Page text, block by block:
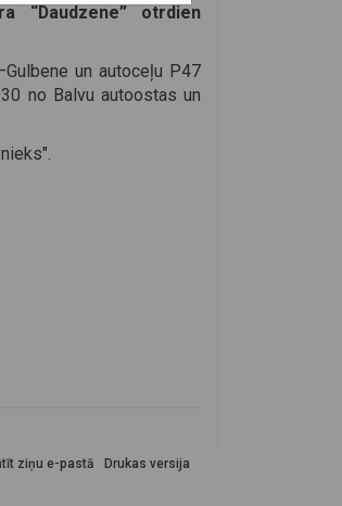
“Daudzene” otrdien
un autoceļu P47
no Balvu autoostas un
Drukas versija
ziņu e-pastā